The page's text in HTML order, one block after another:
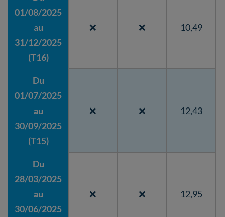
01/08/2025
au
31/12/2025
(T16)
❌ ❌ 10,49
Du
01/07/2025
au
30/09/2025
(T15)
❌ ❌ 12,43
Du
28/03/2025
au
30/06/2025
❌ ❌ 12,95